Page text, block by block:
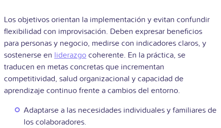
Los objetivos orientan la implementación y evitan confundir
flexibilidad con improvisación. Deben expresar beneficios
para personas y negocio, medirse con indicadores claros, y
sostenerse en liderazgo coherente. En la práctica, se
traducen en metas concretas que incrementan
competitividad, salud organizacional y capacidad de
aprendizaje continuo frente a cambios del entorno.
Adaptarse a las necesidades individuales y familiares de
los colaboradores.